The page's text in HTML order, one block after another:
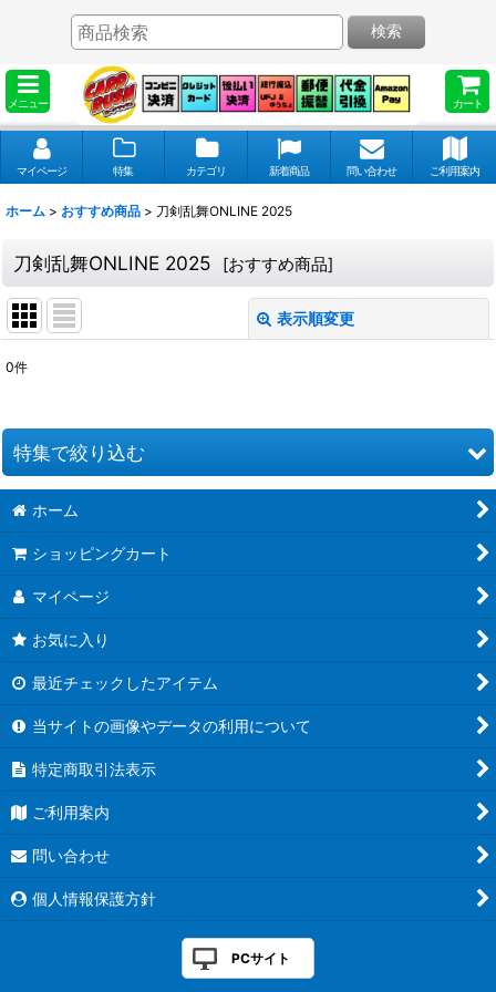
メニュー カート
検索
マイページ 特集 カテゴリ 新着商品 問い合わせ ご利用案内
ホーム > おすすめ商品 > 刀剣乱舞ONLINE 2025
刀剣乱舞ONLINE 2025 [おすすめ商品]
表示順変更
並び順 :
0件
特集で絞り込む
幻真覚醒
フューチャーカード バディファイト ディザスターフォース
虚影襲雷
伝説の先導者達
赫月ノ使者
ぶっちぎりスタートデッキ 聖域の光剣士＆帝国の暴竜
幻真星戦
ホーム
ショッピングカート
マイページ
お気に入り
最近チェックしたアイテム
当サイトの画像やデータの利用について
特定商取引法表示
ご利用案内
問い合わせ
個人情報保護方針
PCサイト